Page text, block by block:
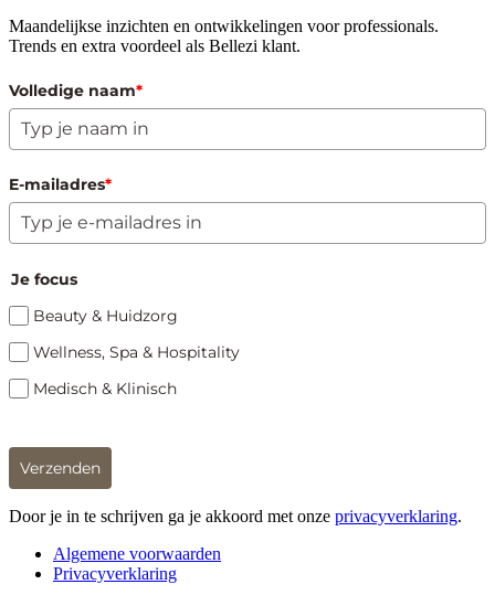
Maandelijkse inzichten en ontwikkelingen voor professionals.
Trends en extra voordeel als Bellezi klant.
Volledige naam*
E-mailadres*
Je focus
Beauty & Huidzorg
Wellness, Spa & Hospitality
Medisch & Klinisch
Verzenden
Door je in te schrijven ga je akkoord met onze privacyverklaring.
Algemene voorwaarden
Privacyverklaring